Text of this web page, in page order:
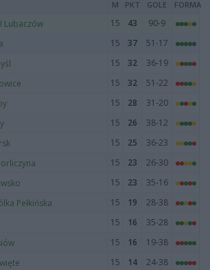
M PKT GOLE FORMA
Lubaczów 15 43
90-9
15 37
51-17
15 32
36-19
15 32
51-22
15 28
31-20
15 26
38-12
15 25
36-23
15 23
26-30
15 23
35-16
Pełkińska 15 19
28-38
15 16
35-28
15 16
19-38
15 14
24-38